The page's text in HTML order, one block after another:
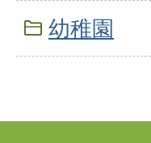
幼稚園